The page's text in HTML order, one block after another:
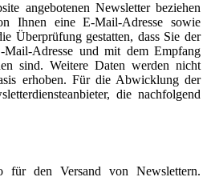
angebotenen Newsletter beziehen
Ihnen eine E-Mail-Adresse sowie
Überprüfung gestatten, dass Sie der
Mail-Adresse und mit dem Empfang
sind. Weitere Daten werden nicht
erhoben. Für die Abwicklung der
die nachfolgend
für den Versand von Newslettern.